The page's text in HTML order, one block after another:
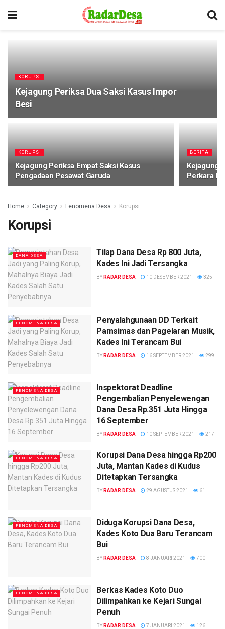
KORUPSI
Kejagung Periksa Dua Saksi Kasus Impor
Besi
KORUPSI
Kejagung Periksa Empat Saksi Kasus
Pengadaan Pesawat Garuda
BERITA
Kejagung
Perkara
Home Category Fenomena Desa Korupsi
Korupsi
DANA DESA
Tilap Dana Desa Rp 800 Juta,
Kades Ini Jadi Tersangka
BY RADAR DESA 10 DESEMBER 2021 325
FENOMENA DESA
Penyalahgunaan DD Terkait
Pamsimas dan Pagelaran Musik,
Kades Ini Terancam Bui
BY RADAR DESA 16 SEPTEMBER 2021 299
FENOMENA DESA
Inspektorat Deadline
Pengembalian Penyelewengan
Dana Desa Rp.351 Juta Hingga
16 September
BY RADAR DESA 10 SEPTEMBER 2021 217
FENOMENA DESA
Korupsi Dana Desa hingga Rp200
Juta, Mantan Kades di Kudus
Ditetapkan Tersangka
BY RADAR DESA 29 AGUSTUS 2021 61
FENOMENA DESA
Diduga Korupsi Dana Desa,
Kades Koto Dua Baru Terancam
Bui
BY RADAR DESA 8 JANUARI 2021 700
FENOMENA DESA
Berkas Kades Koto Duo
Dilimpahkan ke Kejari Sungai
Penuh
BY RADAR DESA 7 JANUARI 2021 126